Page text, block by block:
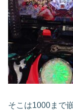
そこは1000まで